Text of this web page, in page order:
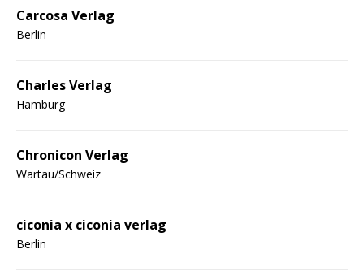
Carcosa Verlag
Berlin
Charles Verlag
Hamburg
Chronicon Verlag
Wartau/Schweiz
ciconia x ciconia verlag
Berlin